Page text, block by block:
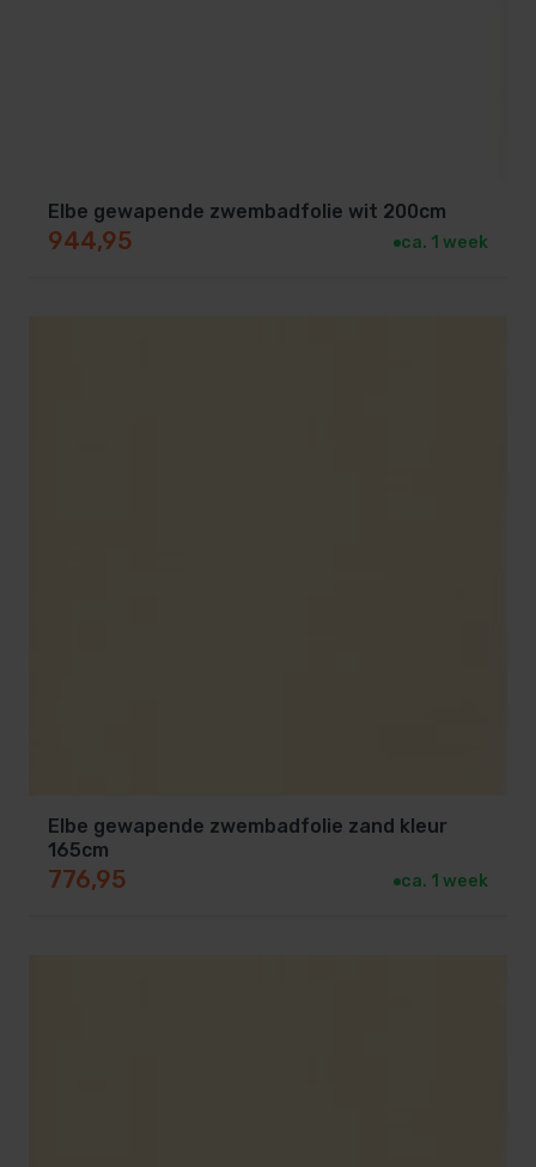
Elbe gewapende zwembadfolie wit 200cm
944,95 ca. 1 week
Elbe gewapende zwembadfolie zand kleur
165cm
776,95 ca. 1 week